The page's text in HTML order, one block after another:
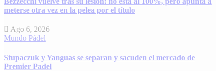
meterse otra vez en la pelea por el título
Ago 6, 2026
Mundo Pádel
Stupaczuk y Yanguas se separan y sacuden el mercado de
Premier Padel